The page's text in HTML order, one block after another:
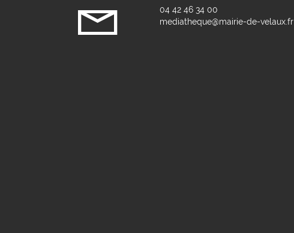
04 42 46 34 00
mediatheque@mairie-de-velaux.fr